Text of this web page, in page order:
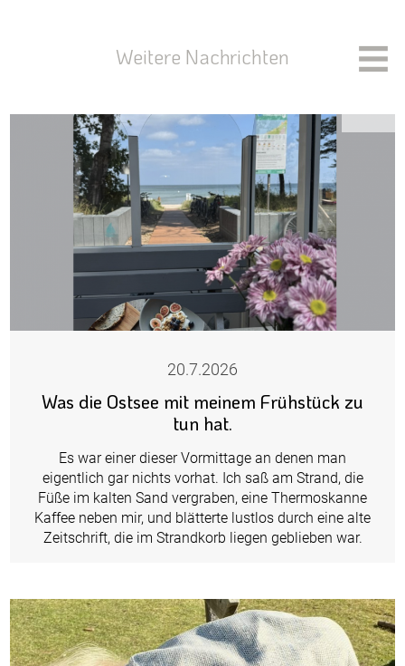
Weitere Nachrichten
20.7.2026
Was die Ostsee mit meinem Frühstück zu
tun hat.
Es war einer dieser Vormittage an denen man
eigentlich gar nichts vorhat. Ich saß am Strand, die
Füße im kalten Sand vergraben, eine Thermoskanne
Kaffee neben mir, und blätterte lustlos durch eine alte
Zeitschrift, die im Strandkorb liegen geblieben war.